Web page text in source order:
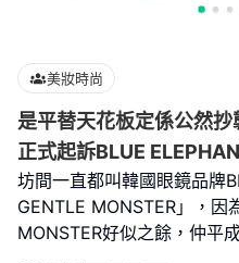
美妝時尚
是平替天花板定係公然
正式起訴BLUE
坊間一直都叫韓國眼鏡品牌
GENTLE MONSTER」，因
MONSTER好似之餘，仲平